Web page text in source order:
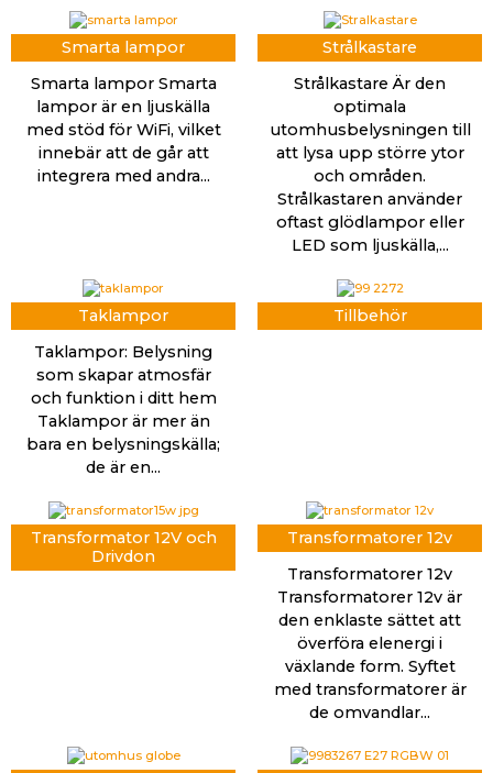
Smarta lampor
Smarta lampor Smarta
lampor är en ljuskälla
med stöd för WiFi, vilket
innebär att de går att
integrera med andra...
Strålkastare
Strålkastare Är den
optimala
utomhusbelysningen till
att lysa upp större ytor
och områden.
Strålkastaren använder
oftast glödlampor eller
LED som ljuskälla,...
Taklampor
Taklampor: Belysning
som skapar atmosfär
och funktion i ditt hem
Taklampor är mer än
bara en belysningskälla;
de är en...
Tillbehör
Transformator 12V och
Drivdon
Transformatorer 12v
Transformatorer 12v
Transformatorer 12v är
den enklaste sättet att
överföra elenergi i
växlande form. Syftet
med transformatorer är
de omvandlar...